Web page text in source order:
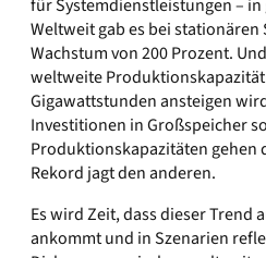
für Systemdienstleistungen –
Weltweit gab es bei stationären
Wachstum von 200 Prozent.
weltweite Produktionskapazität
Gigawattstunden ansteigen
Investitionen in Großspeicher
Produktionskapazitäten gehen
Rekord jagt den anderen.
Es wird Zeit, dass dieser Trend
ankommt und in Szenarien